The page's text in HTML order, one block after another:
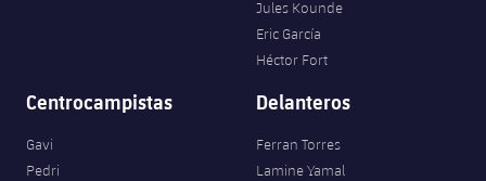
Jules Kounde
Eric García
Héctor Fort
Centrocampistas
Gavi
Pedri
Delanteros
Ferran Torres
Lamine Yamal